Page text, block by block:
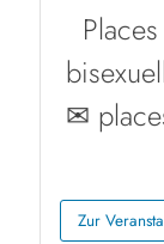
✉
Zur